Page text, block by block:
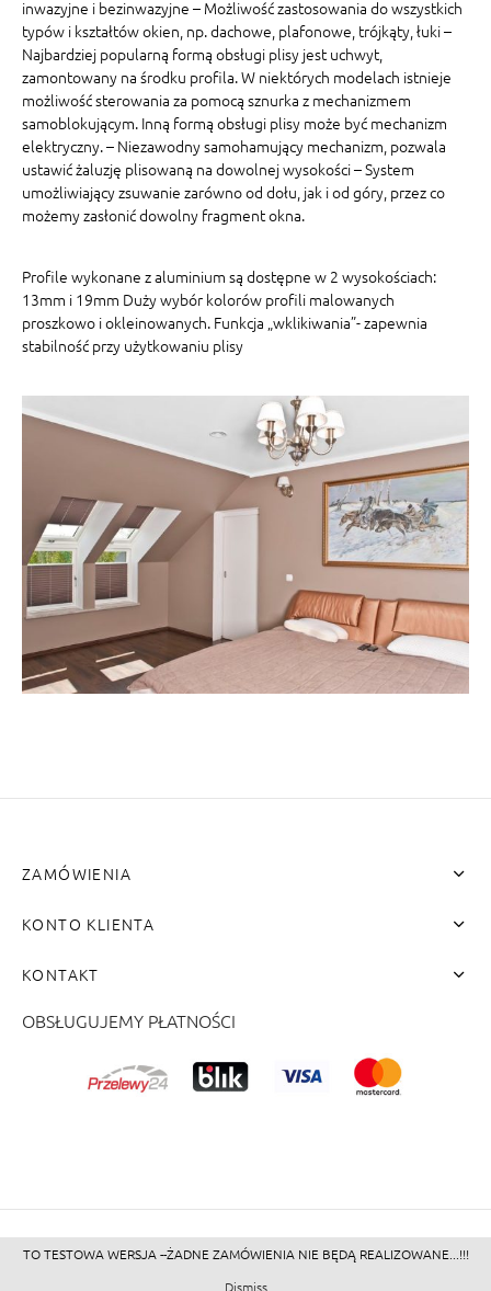
inwazyjne i bezinwazyjne – Możliwość zastosowania do wszystkich
typów i kształtów okien, np. dachowe, plafonowe, trójkąty, łuki –
Najbardziej popularną formą obsługi plisy jest uchwyt,
zamontowany na środku profila. W niektórych modelach istnieje
możliwość sterowania za pomocą sznurka z mechanizmem
samoblokującym. Inną formą obsługi plisy może być mechanizm
elektryczny. – Niezawodny samohamujący mechanizm, pozwala
ustawić żaluzję plisowaną na dowolnej wysokości – System
umożliwiający zsuwanie zarówno od dołu, jak i od góry, przez co
możemy zasłonić dowolny fragment okna.
Profile wykonane z aluminium są dostępne w 2 wysokościach:
13mm i 19mm Duży wybór kolorów profili malowanych
proszkowo i okleinowanych. Funkcja „wklikiwania”- zapewnia
stabilność przy użytkowaniu plisy
ZAMÓWIENIA
KONTO KLIENTA
KONTAKT
OBSŁUGUJEMY PŁATNOŚCI
©2026 - Zacienione.pl<br>
TO TESTOWA WERSJA --ŻADNE ZAMÓWIENIA NIE BĘDĄ REALIZOWANE...!!!
Dismiss